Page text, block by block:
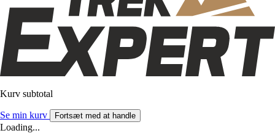
Kurv subtotal
Se min kurv Fortsæt med at handle
Loading...